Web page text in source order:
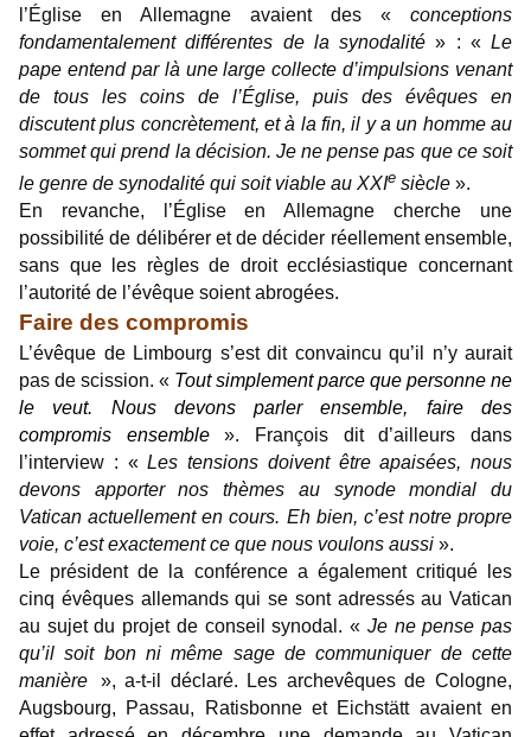
l’Église en Allemagne avaient des « conceptions
fondamentalement différentes de la synodalité » : « Le
pape entend par là une large collecte d’impulsions venant
de tous les coins de l’Église, puis des évêques en
discutent plus concrètement, et à la fin, il y a un homme au
sommet qui prend la décision. Je ne pense pas que ce soit
le genre de synodalité qui soit viable au XXIe siècle ».
En revanche, l’Église en Allemagne cherche une
possibilité de délibérer et de décider réellement ensemble,
sans que les règles de droit ecclésiastique concernant
l’autorité de l’évêque soient abrogées.
Faire des compromis
L’évêque de Limbourg s’est dit convaincu qu’il n’y aurait
pas de scission. « Tout simplement parce que personne ne
le veut. Nous devons parler ensemble, faire des
compromis ensemble». François dit d’ailleurs dans
l’interview : «Les tensions doivent être apaisées, nous
devons apporter nos thèmes au synode mondial du
Vatican actuellement en cours. Eh bien, c’est notre propre
voie, c’est exactement ce que nous voulons aussi ».
Le président de la conférence a également critiqué les
cinq évêques allemands qui se sont adressés au Vatican
au sujet du projet de conseil synodal. « Je ne pense pas
qu’il soit bon ni même sage de communiquer de cette
manière », a-t-il déclaré. Les archevêques de Cologne,
Augsbourg, Passau, Ratisbonne et Eichstätt avaient en